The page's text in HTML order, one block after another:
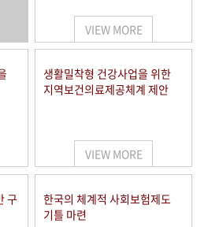
물 행정박물 영상 기록물
VIEW MORE
생활밀착형 건강사업을 위한
지역보건의료제공체계 제안
VIEW MORE
구
한국의 체계적 사회보험제도
기틀 마련